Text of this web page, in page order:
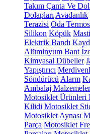
Takım Çanta Ve
Dolapları Avadanlık
Terazisi Oda
Silikon Köpük
Elektrik Bandı
Alüminyum Bant
Kimyasal Dübeller
Yapıştırıcı
Söndürücü Alarm
Ambalaj
Motosiklet Ürünleri
Kilidi Motosiklet
Motosiklet Aynası
Parça Motosiklet